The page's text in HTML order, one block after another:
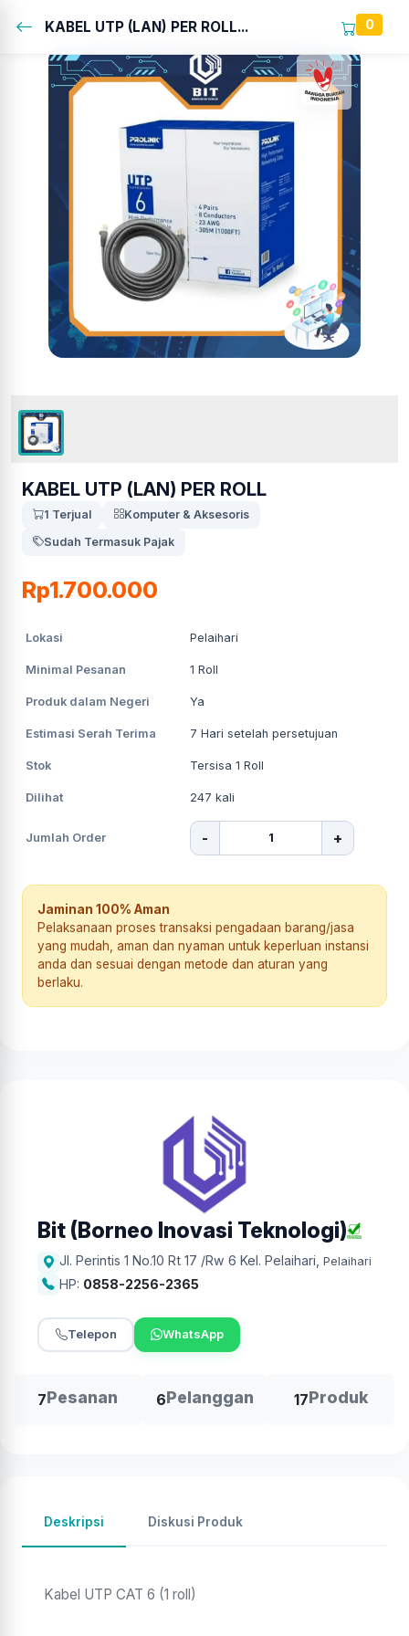
KABEL UTP (LAN) PER ROLL... 0
KABEL UTP (LAN) PER ROLL
1 Terjual
Komputer & Aksesoris
Sudah Termasuk Pajak
Rp1.700.000
Lokasi Pelaihari
Minimal Pesanan 1 Roll
Produk dalam Negeri Ya
Estimasi Serah Terima 7 Hari setelah persetujuan
Stok Tersisa 1 Roll
Dilihat 247 kali
Jumlah Order - +
Jaminan 100% Aman
Pelaksanaan proses transaksi pengadaan barang/jasa
yang mudah, aman dan nyaman untuk keperluan instansi
anda dan sesuai dengan metode dan aturan yang
berlaku.
Bit (Borneo Inovasi Teknologi)
Jl. Perintis 1 No.10 Rt 17 /Rw 6 Kel. Pelaihari Pelaihari
HP: 0858-2256-2365
Telepon WhatsApp
7Pesanan 6Pelanggan 17Produk
Deskripsi Diskusi Produk
Kabel UTP CAT 6 (1 roll)